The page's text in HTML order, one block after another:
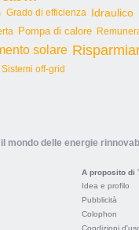
Grado di efficienza Idraulico
Pompa di calore
solare
Sistemi off-grid
mondo delle energie
A proposito di
Idea e profilo
Pubblicità
Colophon
Condizioni